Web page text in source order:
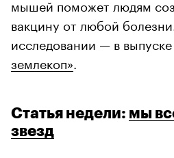
мышей поможет людям
вакцину от любой
исследовании — в выпуске
землекоп»
Статья недели: мы
звезд